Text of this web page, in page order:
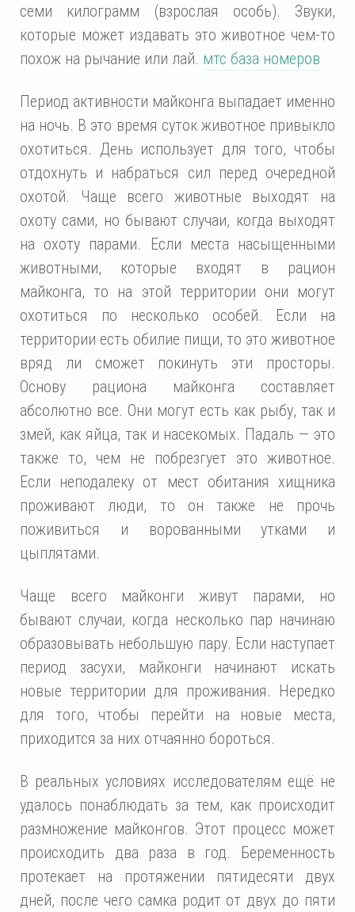
семи килограмм (взрослая особь). Звуки,
которые может издавать это животное чем-то
похож на рычание или лай. мтс база номеров
Период активности майконга выпадает именно
на ночь. В это время суток животное привыкло
охотиться. День использует для того, чтобы
отдохнуть и набраться сил перед очередной
охотой. Чаще всего животные выходят на
охоту сами, но бывают случаи, когда выходят
на охоту парами. Если места насыщенными
животными, которые входят в рацион
майконга, то на этой территории они могут
охотиться по несколько особей. Если на
территории есть обилие пищи, то это животное
вряд ли сможет покинуть эти просторы.
Основу рациона майконга составляет
абсолютно все. Они могут есть как рыбу, так и
змей, как яйца, так и насекомых. Падаль — это
также то, чем не побрезгует это животное.
Если неподалеку от мест обитания хищника
проживают люди, то он также не прочь
поживиться и ворованными утками и
цыплятами.
Чаще всего майконги живут парами, но
бывают случаи, когда несколько пар начинаю
образовывать небольшую пару. Если наступает
период засухи, майконги начинают искать
новые территории для проживания. Нередко
для того, чтобы перейти на новые места,
приходится за них отчаянно бороться.
В реальных условиях исследователям ещё не
удалось понаблюдать за тем, как происходит
размножение майконгов. Этот процесс может
происходить два раза в год. Беременность
протекает на протяжении пятидесяти двух
дней, после чего самка родит от двух до пяти